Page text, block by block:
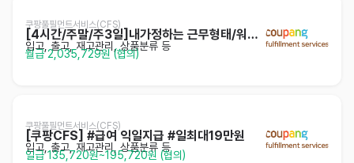
쿠팡풀필먼트서비스(CFS)
[4시간/주말/주3일]내가정하는 근무형태/워라밸/셔틀
입고, 출고, 재고관리, 상품분류 등
월급 2,035,729원 (협의)
쿠팡풀필먼트서비스(CFS)
[쿠팡CFS] #급여 익일지급 #일최대19만원
입고, 출고, 재고관리, 상품분류 등
일급 135,720원~195,720원 (협의)